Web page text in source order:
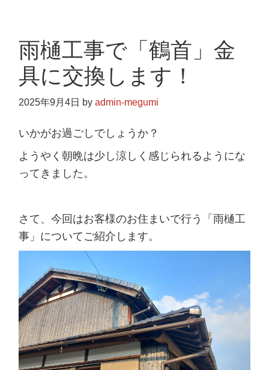
雨樋工事で「鶴首」金
具に交換します！
2025年9月4日 byadmin-megumi
いかがお過ごしでしょうか？
ようやく朝晩は少し涼しく感じられるようにな
ってきました。
さて、今回はお客様のお住まいで行う「雨樋工
事」についてご紹介します。